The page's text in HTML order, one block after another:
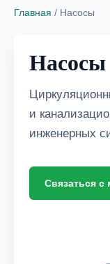
Главная / Насосы
Насосы
и
инженерных
Связаться с